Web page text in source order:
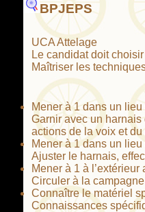
BPJEPS
UCA Attelage
Le candidat doit
Maîtriser les
Mener à 1 dans un
Garnir avec un
actions de la voix et
Mener à 1 dans un lieu
Ajuster le harnais,
Mener à 1 à
Circuler à la
Connaître le matériel
Connaissances